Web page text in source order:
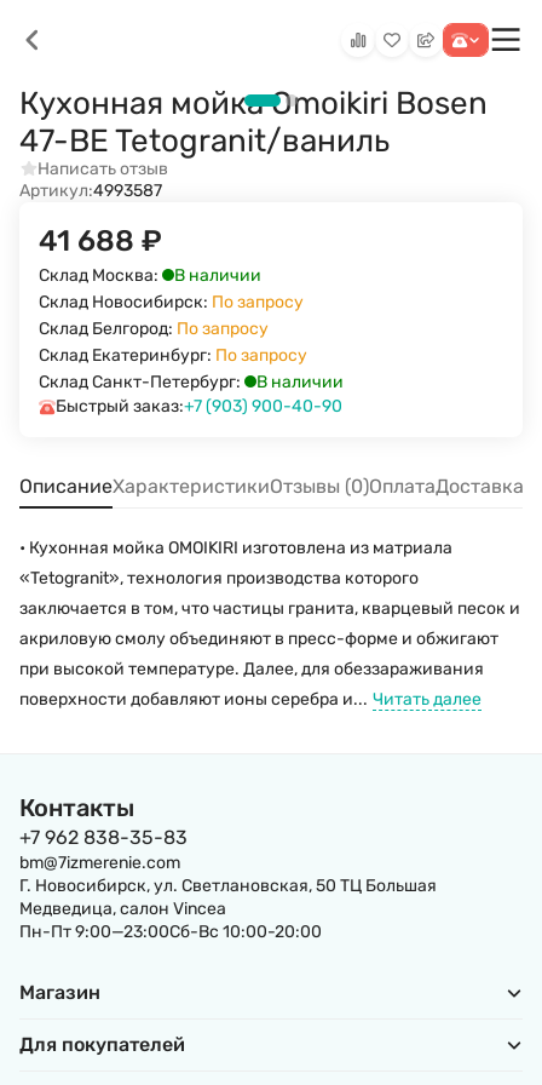
Кухонная мойка Omoikiri Bosen
47-BE Tetogranit/ваниль
Написать отзыв
Артикул:4993587
41 688 ₽
Склад Москва:
В наличии
Склад Новосибирск: По запросу
Склад Белгород: По запросу
Склад Екатеринбург: По запросу
Склад Санкт-Петербург:
В наличии
Быстрый заказ:+7 (903) 900-40-90
ОписаниеХарактеристикиОтзывы (0)ОплатаДоставка
• Кухонная мойка OMOIKIRI изготовлена из матриала
«Tetogranit», технология производства которого
заключается в том, что частицы гранита, кварцевый песок и
акриловую смолу объединяют в пресс-форме и обжигают
при высокой температуре. Далее, для обеззараживания
поверхности добавляют ионы серебра и... Читать далее
Контакты
+7 962 838-35-83
bm@7izmerenie.com
Г. Новосибирск, ул. Светлановская, 50 ТЦ Большая
Медведица, салон Vincea
Пн-Пт 9:00—23:00Сб-Вс 10:00-20:00
Магазин
Для покупателей